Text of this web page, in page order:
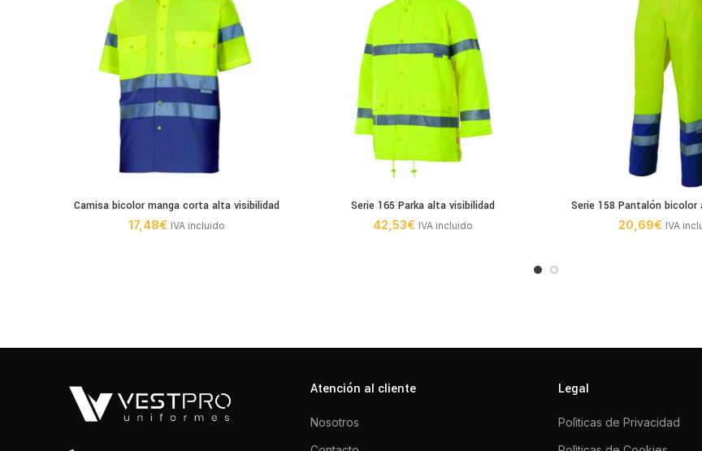
Camisa bicolor manga corta alta visibilidad
17,48€ IVA incluido
Serie 165 Parka alta visibilidad
42,53€ IVA incluido
Serie 158 Pantalón bicolor
20,69€ IVA
Atención al cliente
Nosotros
Legal
Polìticas de Privacidad